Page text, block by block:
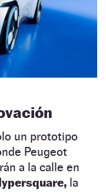
un prototipo
Peugeot
a la calle en
la